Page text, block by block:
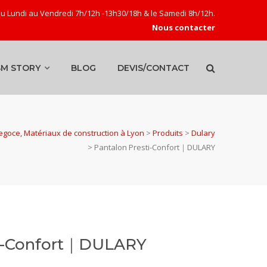
Lundi au Vendredi 7h/12h -13h30/18h & le Samedi 8h/12h.
Nous contacter
STORY BLOG DEVIS/CONTACT
Matériaux de construction à Lyon > Produits > Dulary
> Pantalon Presti-Confort｜DULARY
｜DULARY